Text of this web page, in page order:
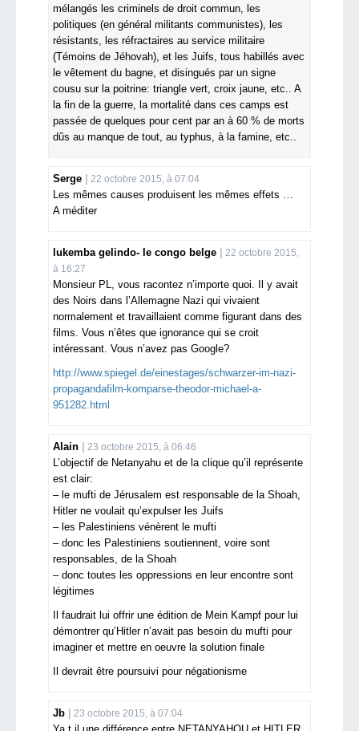
mélangés les criminels de droit commun, les
politiques (en général militants communistes), les
résistants, les réfractaires au service militaire
(Témoins de Jéhovah), et les Juifs, tous habillés avec
le vêtement du bagne, et disingués par un signe
cousu sur la poitrine: triangle vert, croix jaune, etc.. A
la fin de la guerre, la mortalité dans ces camps est
passée de quelques pour cent par an à 60 % de morts
dûs au manque de tout, au typhus, à la famine, etc..
Serge 22 octobre 2015, à 07:04
Les mêmes causes produisent les mêmes effets …
A méditer
lukemba gelindo- le congo belge
22 octobre 2015,
à 16:27
Monsieur PL, vous racontez n’importe quoi. Il y avait
des Noirs dans l’Allemagne Nazi qui vivaient
normalement et travaillaient comme figurant dans des
films. Vous n’êtes que ignorance qui se croit
intéressant. Vous n’avez pas Google?
http://www.spiegel.de/einestages/schwarzer-im-nazi-
propagandafilm-komparse-theodor-michael-a-
951282.html
Alain 23 octobre 2015, à 06:46
L’objectif de Netanyahu et de la clique qu’il représente
est clair:
– le mufti de Jérusalem est responsable de la Shoah,
Hitler ne voulait qu’expulser les Juifs
– les Palestiniens vénèrent le mufti
– donc les Palestiniens soutiennent, voire sont
responsables, de la Shoah
– donc toutes les oppressions en leur encontre sont
légitimes
Il faudrait lui offrir une édition de Mein Kampf pour lui
démontrer qu’Hitler n’avait pas besoin du mufti pour
imaginer et mettre en oeuvre la solution finale
Il devrait être poursuivi pour négationisme
Jb 23 octobre 2015, à 07:04